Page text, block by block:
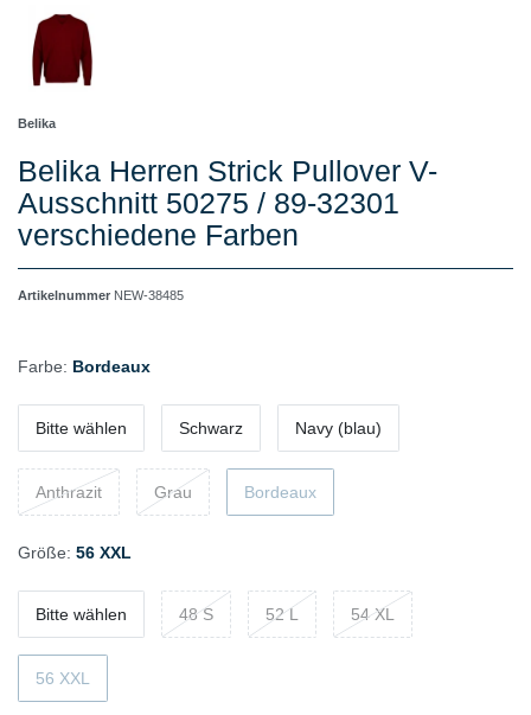
Belika
Belika Herren Strick Pullover V-
Ausschnitt 50275 / 89-32301
verschiedene Farben
Artikelnummer NEW-38485
Farbe: Bordeaux
Bitte wählen Schwarz Navy (blau)
Anthrazit Grau Bordeaux
Größe: 56 XXL
Bitte wählen 48 S 52 L 54 XL
56 XXL